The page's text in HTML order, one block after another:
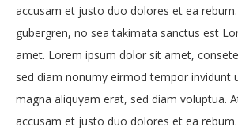
accusam et justo duo dolores et ea
gubergren, no sea takimata sanctus est
amet. Lorem ipsum dolor sit amet,
sed diam nonumy eirmod tempor invidunt
magna aliquyam erat, sed diam voluptua.
accusam et justo duo dolores et ea